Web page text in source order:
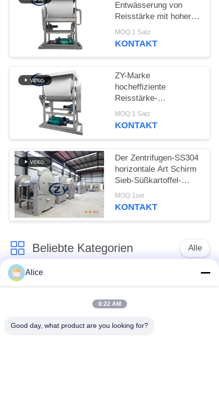
PRIVACY
POLICY
Entwässerung von
Reisstärke mit hoher
Leistung
MOQ:1 Satz
KONTAKT
ZY-Marke
hocheffiziente
Reisstärke-
Entwässerungsmaschine
MOQ:1 Satz
KONTAKT
Der Zentrifugen-SS304
horizontale Art Schirm
Sieb-Süßkartoffel-
Stärke-der Maschinen-
45kw
MOQ:1set
KONTAKT
Beliebte Kategorien Alle
Manioka-Stärke-
Kartoffelstärke-
Manioka-Mehl-
Alice
8:22 AM
Good day, what product are you looking for?